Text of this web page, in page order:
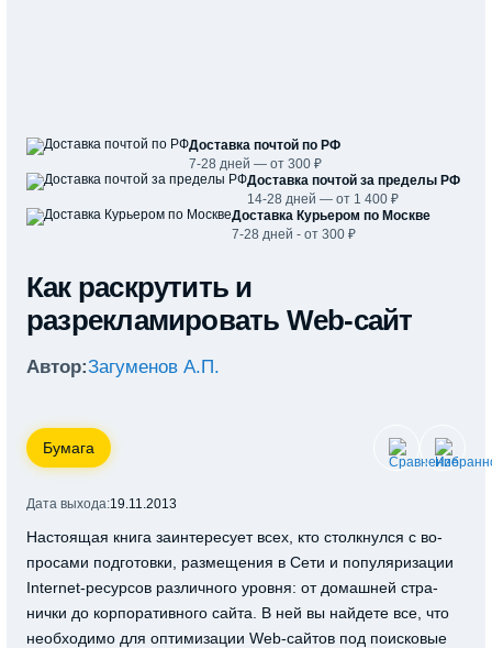
Доставка почтой по РФ
7-28 дней — от 300 ₽
Доставка почтой за пределы РФ
14-28 дней — от 1 400 ₽
Доставка Курьером по Москве
7-28 дней - от 300 ₽
Как раскрутить и
разрекламировать Web-сайт
Автор:Загуменов А.П.
Бумага
Дата выхода:19.11.2013
Настоящая книга заинтересует всех, кто столкнулся с во-
просами подготовки, размещения в Сети и популяризации
Internet-ресурсов различного уровня: от домашней стра-
нички до корпоративного сайта. В ней вы найдете все, что
необходимо для оптимизации Web-сайтов под поисковые